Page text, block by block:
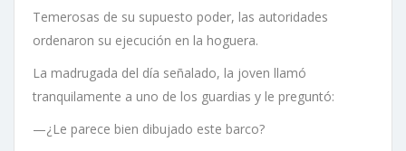
Temerosas de su supuesto poder, las autoridades
ordenaron su ejecución en la hoguera.
La madrugada del día señalado, la joven llamó
tranquilamente a uno de los guardias y le preguntó:
—¿Le parece bien dibujado este barco?